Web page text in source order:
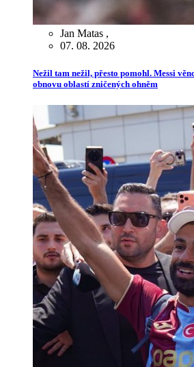
Jan Matas ,
07. 08. 2026
Nežil tam nežil, přesto pomohl. Messi
obnovu oblastí zničených ohněm